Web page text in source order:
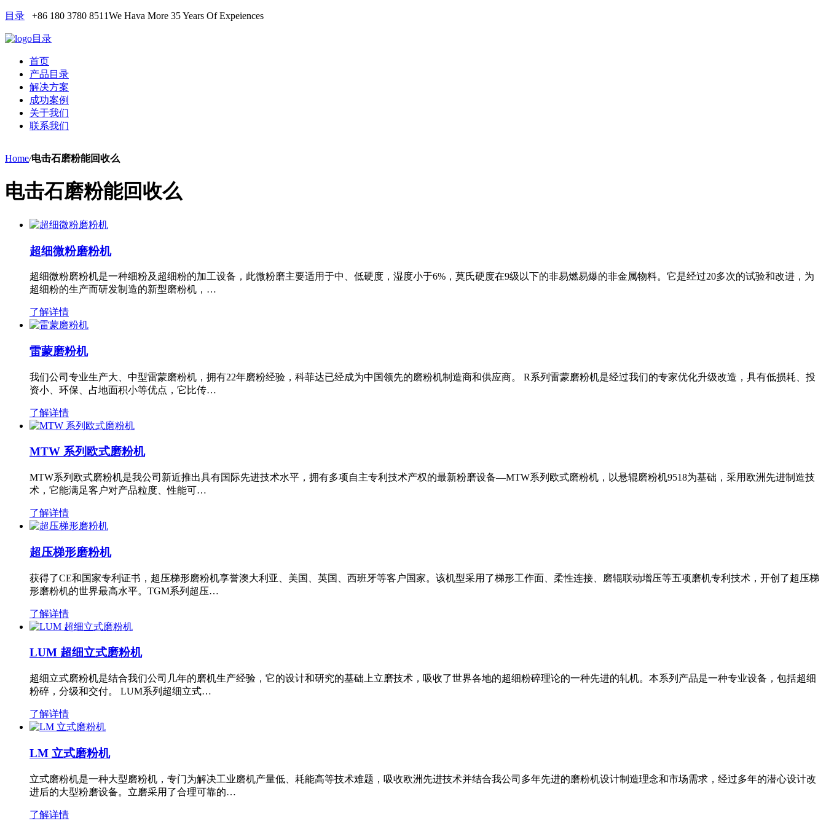
目录 +86 180 3780 8511We Hava More 35 Years Of Expeiences
目录
首页
产品目录
解决方案
成功案例
关于我们
联系我们
Home/电击石磨粉能回收么
电击石磨粉能回收么
超细微粉磨粉机
超细微粉磨粉机是一种细粉及超细粉的加工设备，此微粉磨主要适用于中、低硬度，湿度小于6%，莫氏硬度在9级以下的非易燃易爆的非金属物料。它是经过20多次的试验和改进，为
超细粉的生产而研发制造的新型磨粉机，…
了解详情
雷蒙磨粉机
我们公司专业生产大、中型雷蒙磨粉机，拥有22年磨粉经验，科菲达已经成为中国领先的磨粉机制造商和供应商。 R系列雷蒙磨粉机是经过我们的专家优化升级改造，具有低损耗、投
资小、环保、占地面积小等优点，它比传…
了解详情
MTW 系列欧式磨粉机
MTW系列欧式磨粉机是我公司新近推出具有国际先进技术水平，拥有多项自主专利技术产权的最新粉磨设备—MTW系列欧式磨粉机，以悬辊磨粉机9518为基础，采用欧洲先进制造技
术，它能满足客户对产品粒度、性能可…
了解详情
超压梯形磨粉机
获得了CE和国家专利证书，超压梯形磨粉机享誉澳大利亚、美国、英国、西班牙等客户国家。该机型采用了梯形工作面、柔性连接、磨辊联动增压等五项磨机专利技术，开创了超压梯
形磨粉机的世界最高水平。TGM系列超压…
了解详情
LUM 超细立式磨粉机
超细立式磨粉机是结合我们公司几年的磨机生产经验，它的设计和研究的基础上立磨技术，吸收了世界各地的超细粉碎理论的一种先进的轧机。本系列产品是一种专业设备，包括超细
粉碎，分级和交付。 LUM系列超细立式…
了解详情
LM 立式磨粉机
立式磨粉机是一种大型磨粉机，专门为解决工业磨机产量低、耗能高等技术难题，吸收欧洲先进技术并结合我公司多年先进的磨粉机设计制造理念和市场需求，经过多年的潜心设计改
进后的大型粉磨设备。立磨采用了合理可靠的…
了解详情